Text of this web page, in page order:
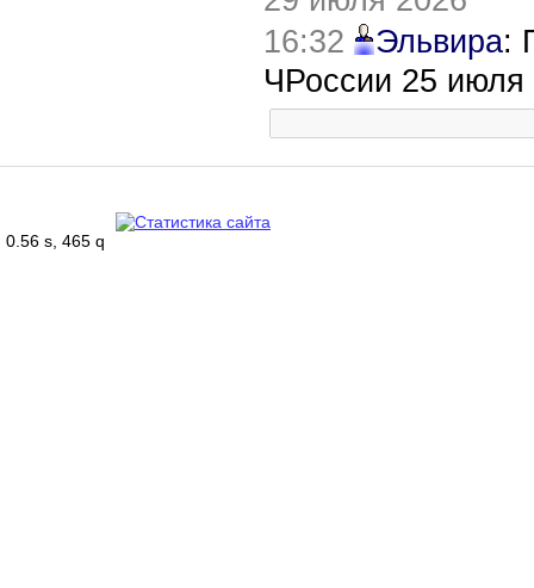
16:32
Эльвира:
ЧРоссии 25 июля
0.56 s, 465 q